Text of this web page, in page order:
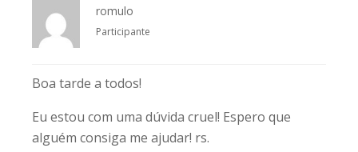
romulo
Participante
Boa tarde a todos!
Eu estou com uma dúvida cruel! Espero que
alguém consiga me ajudar! rs.